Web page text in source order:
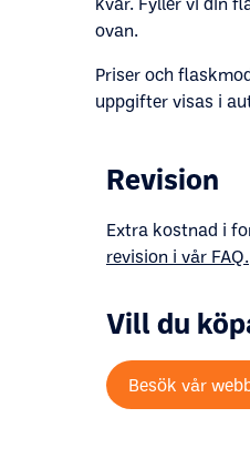
ovan.
Priser och
uppgifter visas i
Revision
Extra kostnad i
revision i vår FAQ.
Vill du
Besök vår